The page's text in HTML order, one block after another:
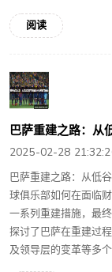
阅读
巴萨重建之路：从
2025-02-28
巴萨重建之路：从低
球俱乐部如何在面临
一系列重建措施，最
探讨了巴萨在重建过
及领导层的变革等多